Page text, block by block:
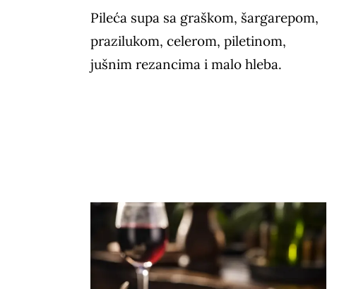
Pileća supa sa graškom, šargarepom,
prazilukom, celerom, piletinom,
jušnim rezancima i malo hleba.